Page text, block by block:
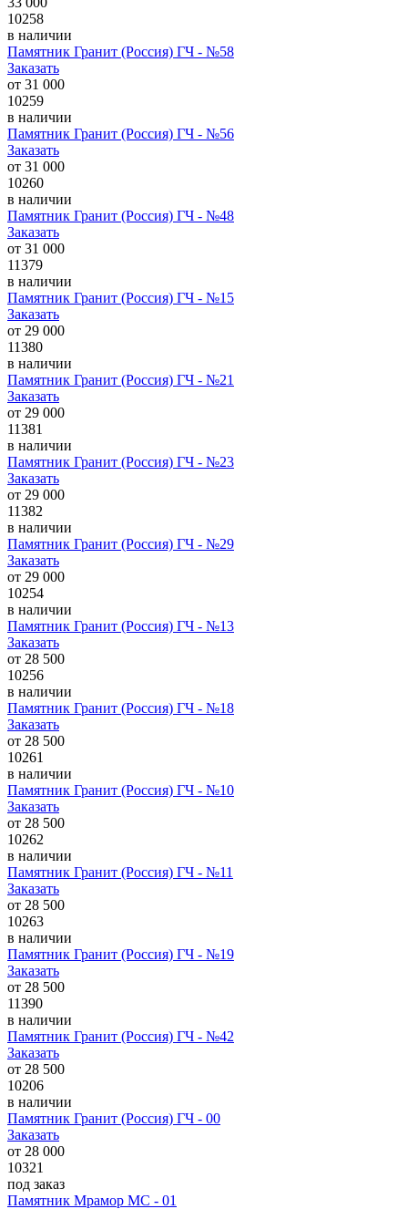
10258
в наличии
Памятник Гранит (Россия) ГЧ - №58
Заказать
от 31 000
10259
в наличии
Памятник Гранит (Россия) ГЧ - №56
Заказать
от 31 000
10260
в наличии
Памятник Гранит (Россия) ГЧ - №48
Заказать
от 31 000
11379
в наличии
Памятник Гранит (Россия) ГЧ - №15
Заказать
от 29 000
11380
в наличии
Памятник Гранит (Россия) ГЧ - №21
Заказать
от 29 000
11381
в наличии
Памятник Гранит (Россия) ГЧ - №23
Заказать
от 29 000
11382
в наличии
Памятник Гранит (Россия) ГЧ - №29
Заказать
от 29 000
10254
в наличии
Памятник Гранит (Россия) ГЧ - №13
Заказать
от 28 500
10256
в наличии
Памятник Гранит (Россия) ГЧ - №18
Заказать
от 28 500
10261
в наличии
Памятник Гранит (Россия) ГЧ - №10
Заказать
от 28 500
10262
в наличии
Памятник Гранит (Россия) ГЧ - №11
Заказать
от 28 500
10263
в наличии
Памятник Гранит (Россия) ГЧ - №19
Заказать
от 28 500
11390
в наличии
Памятник Гранит (Россия) ГЧ - №42
Заказать
от 28 500
10206
в наличии
Памятник Гранит (Россия) ГЧ - 00
Заказать
от 28 000
10321
под заказ
Памятник Мрамор МС - 01